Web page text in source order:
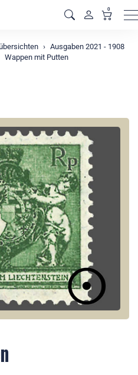
0
Ausgaben 2021 - 1908
Wappen mit Putten